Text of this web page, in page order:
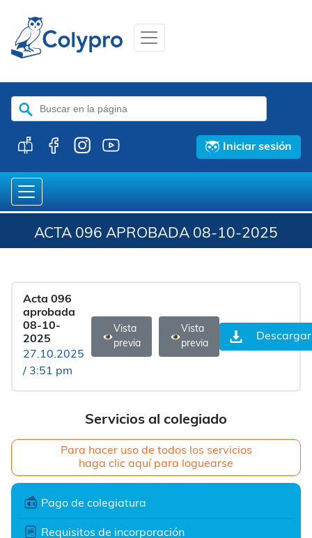
Buscar:
Iniciar sesión
ACTA 096 APROBADA 08-10-2025
Servicios al colegiado
Para hacer uso de todos los servicios
haga clic aquí para loguearse
Pago de colegiatura
Requisitos de incorporación
Acta 096
aprobada
08-10-
2025
27.10.2025
/ 3:51 pm
Vista
previa
Vista
previa
Descargar